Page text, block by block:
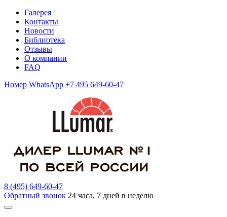
Галерея
Контакты
Новости
Библиотека
Отзывы
О компании
FAQ
Номер WhatsApp +7 495 649-60-47
8 (495) 649-60-47
Обратный звонок 24 часа, 7 дней в неделю